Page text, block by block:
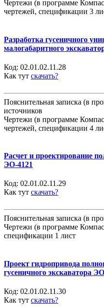
Чертежи (в программе
чертежей, спецификации 3
Разработка гусеничного
малогабаритного
Код: 02.01.02.11.28
Как тут скачать?
Пояснительная записка (в
источников
Чертежи (в программе
чертежей, спецификации 4
Расчет и проектирование
ЭО-4121
Код: 02.01.02.11.29
Как тут скачать?
Пояснительная записка (в
Чертежи (в программе
спецификации 1 лист
Проект гидропривода
гусеничного экскаватора
Код: 02.01.02.11.30
Как тут скачать?